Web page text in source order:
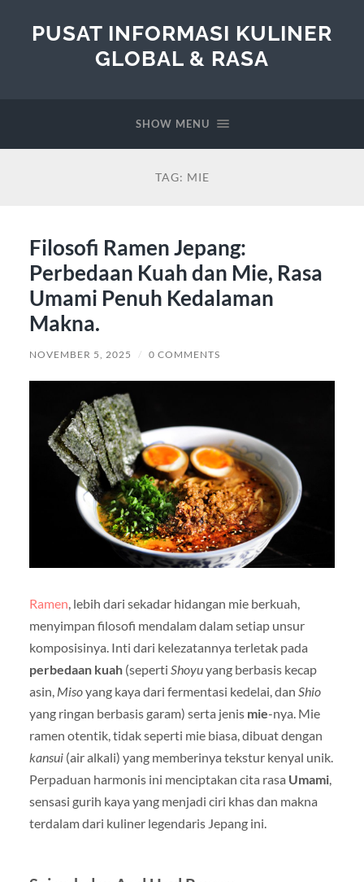
PUSAT INFORMASI KULINER
GLOBAL & RASA
SHOW MENU
TAG: MIE
Filosofi Ramen Jepang:
Perbedaan Kuah dan Mie, Rasa
Umami Penuh Kedalaman
Makna.
NOVEMBER 5, 2025 / 0 COMMENTS
Ramen , lebih dari sekadar hidangan mie berkuah,
menyimpan filosofi mendalam dalam setiap unsur
komposisinya. Inti dari kelezatannya terletak pada
perbedaan kuah(seperti Shoyuyang berbasis kecap
asin, Misoyang kaya dari fermentasi kedelai, dan Shio
yang ringan berbasis garam) serta jenis mie-nya. Mie
ramen otentik, tidak seperti mie biasa, dibuat dengan
kansui(air alkali) yang memberinya tekstur kenyal unik.
Perpaduan harmonis ini menciptakan cita rasa Umami,
sensasi gurih kaya yang menjadi ciri khas dan makna
terdalam dari kuliner legendaris Jepang ini.